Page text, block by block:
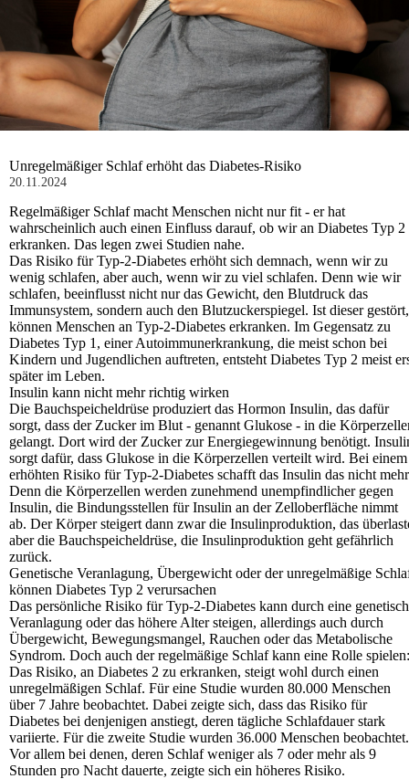
Unregelmäßiger Schlaf erhöht das Diabetes-Risiko
20.11.2024
Regelmäßiger Schlaf macht Menschen nicht nur fit - er hat
wahrscheinlich auch einen Einfluss darauf, ob wir an Diabetes Typ 2
erkranken. Das legen zwei Studien nahe.
Das Risiko für Typ-2-Diabetes erhöht sich demnach, wenn wir zu
wenig schlafen, aber auch, wenn wir zu viel schlafen. Denn wie wir
schlafen, beeinflusst nicht nur das Gewicht, den Blutdruck das
Immunsystem, sondern auch den Blutzuckerspiegel. Ist dieser gestört,
können Menschen an Typ-2-Diabetes erkranken. Im Gegensatz zu
Diabetes Typ 1, einer Autoimmunerkrankung, die meist schon bei
Kindern und Jugendlichen auftreten, entsteht Diabetes Typ 2 meist
später im Leben.
Insulin kann nicht mehr richtig wirken
Die Bauchspeicheldrüse produziert das Hormon Insulin, das dafür
sorgt, dass der Zucker im Blut - genannt Glukose - in die
gelangt. Dort wird der Zucker zur Energiegewinnung benötigt.
sorgt dafür, dass Glukose in die Körperzellen verteilt wird. Bei einem
erhöhten Risiko für Typ-2-Diabetes schafft das Insulin das nicht
Denn die Körperzellen werden zunehmend unempfindlicher gegen
Insulin, die Bindungsstellen für Insulin an der Zelloberfläche nimmt
ab. Der Körper steigert dann zwar die Insulinproduktion, das
aber die Bauchspeicheldrüse, die Insulinproduktion geht gefährlich
zurück.
Genetische Veranlagung, Übergewicht oder der unregelmäßige
können Diabetes Typ 2 verursachen
Das persönliche Risiko für Typ-2-Diabetes kann durch eine
Veranlagung oder das höhere Alter steigen, allerdings auch durch
Übergewicht, Bewegungsmangel, Rauchen oder das Metabolische
Syndrom. Doch auch der regelmäßige Schlaf kann eine Rolle spielen:
Das Risiko, an Diabetes 2 zu erkranken, steigt wohl durch einen
unregelmäßigen Schlaf. Für eine Studie wurden 80.000 Menschen
über 7 Jahre beobachtet. Dabei zeigte sich, dass das Risiko für
Diabetes bei denjenigen anstiegt, deren tägliche Schlafdauer stark
variierte. Für die zweite Studie wurden 36.000 Menschen beobachtet.
Vor allem bei denen, deren Schlaf weniger als 7 oder mehr als 9
Stunden pro Nacht dauerte, zeigte sich ein höheres Risiko.